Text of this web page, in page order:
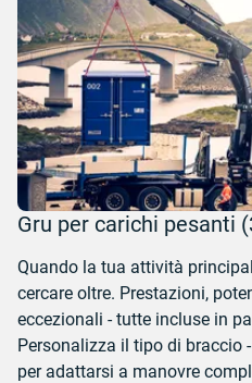
Gru per carichi pesanti
Quando la tua attività
cercare oltre. Prestazioni,
eccezionali - tutte incluse in
Personalizza il tipo di braccio
per adattarsi a manovre